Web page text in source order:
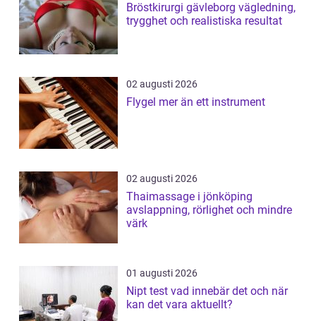
Bröstkirurgi gävleborg vägledning,
trygghet och realistiska resultat
02 augusti 2026
Flygel mer än ett instrument
02 augusti 2026
Thaimassage i jönköping
avslappning, rörlighet och mindre
värk
01 augusti 2026
Nipt test vad innebär det och när
kan det vara aktuellt?